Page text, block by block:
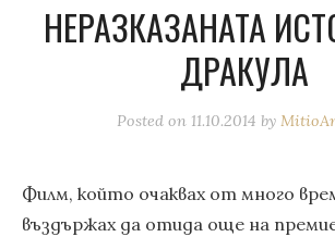
НЕРАЗКАЗАНАТА
ДРАКУЛА
Posted on 11.10.2014 by
Филм, който очаквах от много
въздържах да отида още на